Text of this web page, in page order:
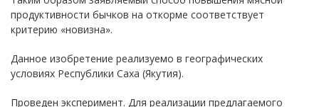
продуктивности бычков на откорме соответствует
критерию «новизна».
Данное изобретение реализуемо в географических
условиях Республики Саха (Якутия).
Проведен эксперимент. Для реализации предлагаемого